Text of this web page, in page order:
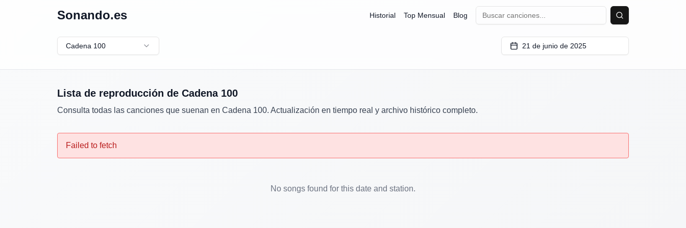
Sonando.es Historial Top Mensual Blog
Buscar
Cadena 100 21 de junio de 2025
Lista de reproducción de Cadena 100
Consulta todas las canciones que suenan en Cadena 100. Actualización en tiempo real y archivo histórico completo.
Failed to fetch
No songs found for this date and station.